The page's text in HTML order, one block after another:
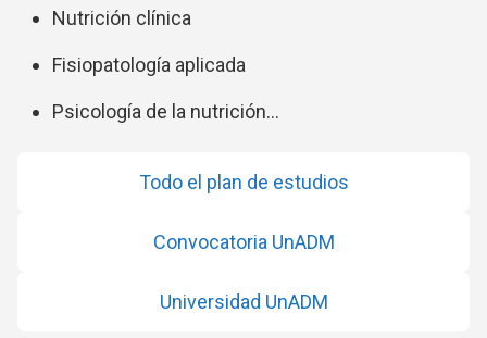
Nutrición clínica
Fisiopatología aplicada
Psicología de la nutrición…
Todo el plan de estudios
Convocatoria UnADM
Universidad UnADM